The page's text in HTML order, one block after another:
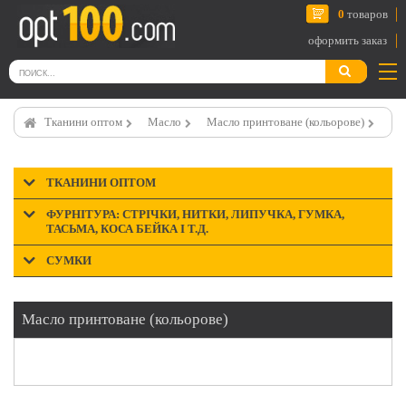
0 товаров
оформить заказ
Тканини оптом Масло Масло принтоване (кольорове)
ТКАНИНИ ОПТОМ
ФУРНІТУРА: СТРІЧКИ, НИТКИ, ЛИПУЧКА, ГУМКА,
ТАСЬМА, КОСА БЕЙКА І Т.Д.
СУМКИ
Масло принтоване (кольорове)